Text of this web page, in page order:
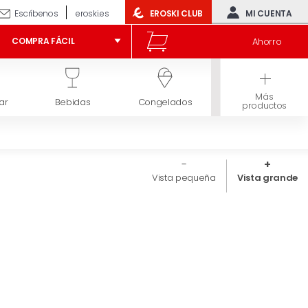
Escríbenos eroski.es EROSKI CLUB MI CUENTA
COMPRA FÁCIL Ahorro
Bebidas Congelados Higiene y belleza
Más
productos
Vista pequeña Vista grande